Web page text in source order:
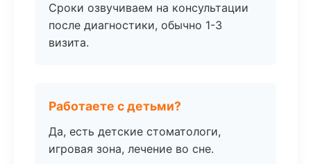
Сроки озвучиваем на консультации
после диагностики, обычно 1-3
визита.
Работаете с детьми?
Да, есть детские стоматологи,
игровая зона, лечение во сне.